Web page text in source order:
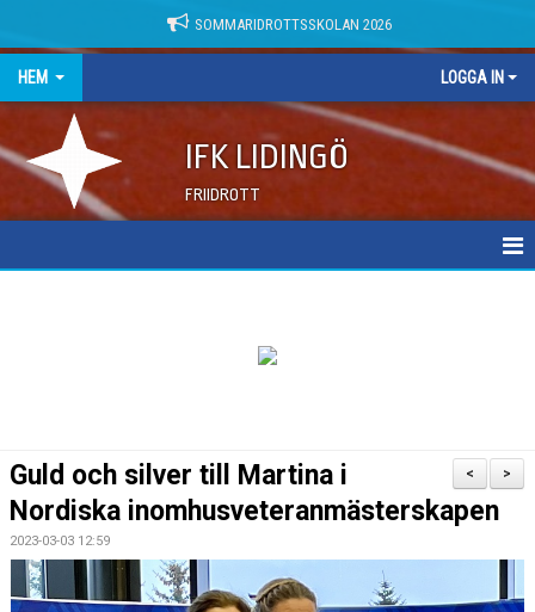
SOMMARIDROTTSSKOLAN 2026
HEM LOGGA IN
IFK LIDINGÖ
FRIIDROTT
>
<
Guld och silver till Martina i
Nordiska inomhusveteranmästerskapen
2023-03-03 12:59